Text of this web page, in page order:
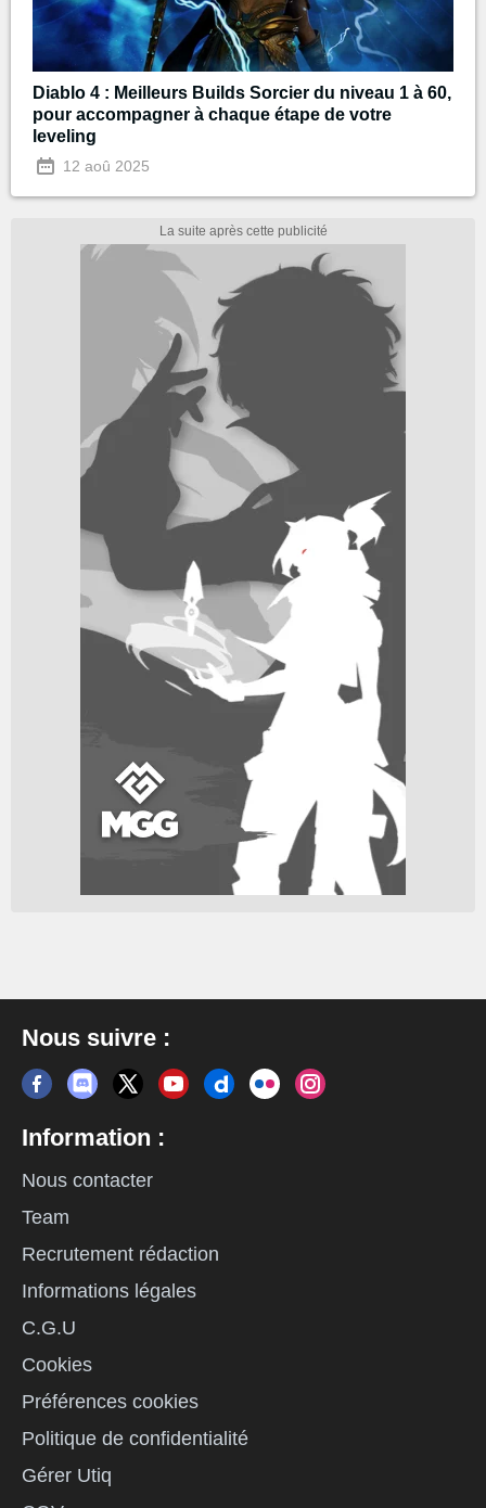
Diablo 4 : Meilleurs Builds Sorcier du niveau 1 à 60,
pour accompagner à chaque étape de votre
leveling
12 aoû 2025
Nous suivre :
Information :
Nous contacter
Team
Recrutement rédaction
Informations légales
C.G.U
Cookies
Préférences cookies
Politique de confidentialité
Gérer Utiq